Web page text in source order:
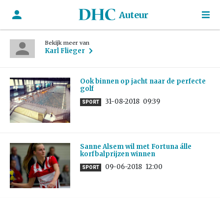
Auteur
Bekijk meer van
Karl Flieger
Ook binnen op jacht naar de perfecte
golf
SPORT 31-08-2018 09:39
Sanne Alsem wil met Fortuna álle
korfbalprijzen winnen
SPORT 09-06-2018 12:00